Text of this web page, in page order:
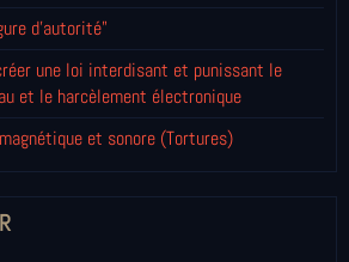
d'autorité"
une loi interdisant et punissant le
et le harcèlement électronique
et sonore (Tortures)